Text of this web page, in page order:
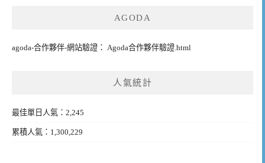
AGODA
agoda-合作夥伴-網站驗證： Agoda合作夥伴驗證.html
人氣統計
最佳單日人氣：2,245
累積人氣：1,300,229